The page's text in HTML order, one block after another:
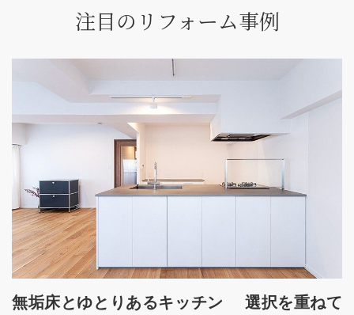
注目のリフォーム事例
無垢床とゆとりあるキッチン 選択を重ねて